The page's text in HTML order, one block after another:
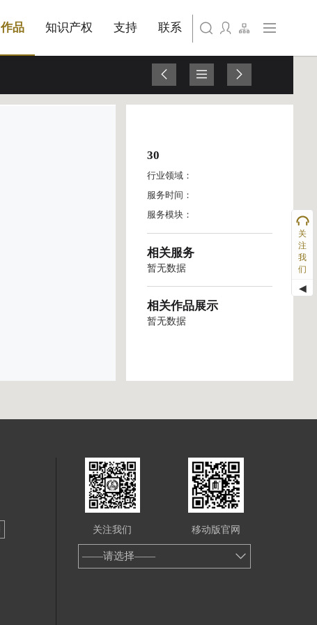
作品
知识产权
支持
联系
旗下公司名称四
30
行业领域：
服务时间：
服务模块：
相关服务
暂无数据
相关作品展示
暂无数据
关注我们 移动版官网
——请选择——
关
注
我
们
◀